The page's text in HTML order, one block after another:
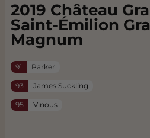
2019 Château
Saint-Émilion
Magnum
91 Parker
93 James Suckling
95 Vinous